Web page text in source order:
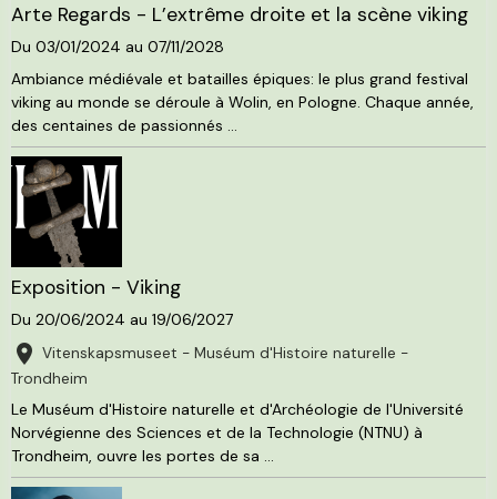
Arte Regards - L’extrême droite et la scène viking
Du 03/01/2024 au 07/11/2028
Ambiance médiévale et batailles épiques: le plus grand festival
viking au monde se déroule à Wolin, en Pologne. Chaque année,
des centaines de passionnés ...
Exposition - Viking
Du 20/06/2024 au 19/06/2027
Vitenskapsmuseet - Muséum d'Histoire naturelle -
Trondheim
Le Muséum d'Histoire naturelle et d'Archéologie de l'Université
Norvégienne des Sciences et de la Technologie (NTNU) à
Trondheim, ouvre les portes de sa ...